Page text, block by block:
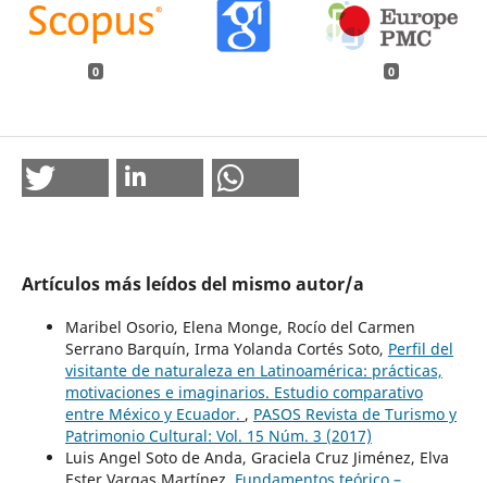
0 0
Artículos más leídos del mismo autor/a
Maribel Osorio, Elena Monge, Rocío del Carmen
Serrano Barquín, Irma Yolanda Cortés Soto, Perfil del
visitante de naturaleza en Latinoamérica: prácticas,
motivaciones e imaginarios. Estudio comparativo
entre México y Ecuador. , PASOS Revista de Turismo y
Patrimonio Cultural: Vol. 15 Núm. 3 (2017)
Luis Angel Soto de Anda, Graciela Cruz Jiménez, Elva